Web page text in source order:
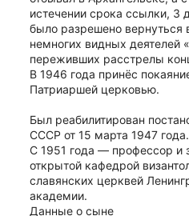
истечении срока ссылки, 3
было разрешено вернуться
немногих видных деятелей
переживших расстрелы
В 1946 года принёс
Патриаршей церковью.
Был реабилитирован
СССР от 15 марта 1947 года.
С 1951 года — профессор и
открытой кафедрой
славянских церквей
академии.
Данные о сыне